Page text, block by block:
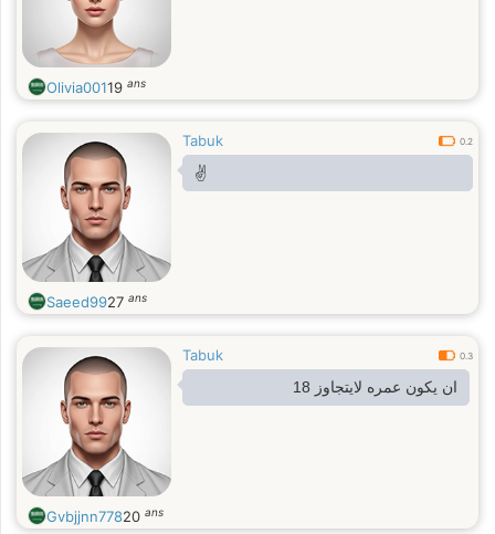
Olivia00119 ans
Tabuk 0.2
✌️
Saeed9927 ans
Tabuk 0.3
ان يكون عمره لايتجاوز 18
Gvbjjnn77820 ans